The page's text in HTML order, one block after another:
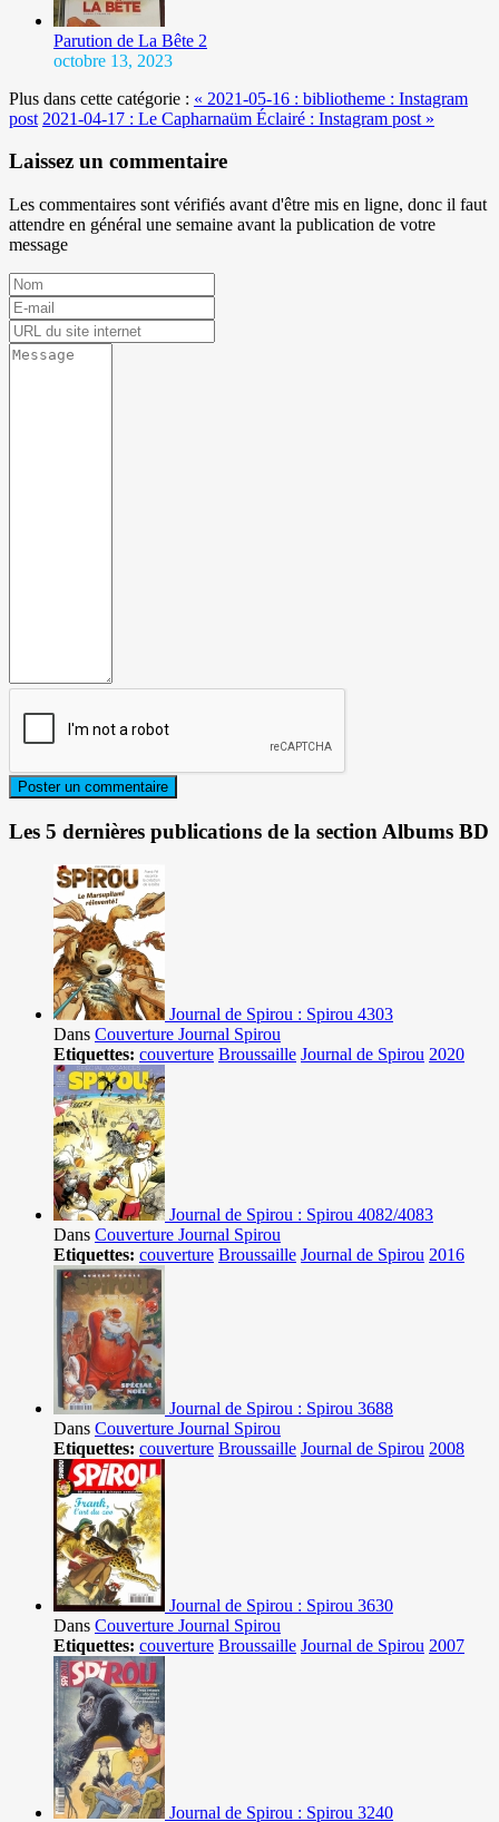
Parution de La Bête 2
octobre 13, 2023
Plus dans cette catégorie : « 2021-05-16 : bibliotheme : Instagram
post 2021-04-17 : Le Capharnaüm Éclairé : Instagram post »
Laissez un commentaire
Les commentaires sont vérifiés avant d'être mis en ligne, donc il faut
attendre en général une semaine avant la publication de votre
message
Les 5 dernières publications de la section Albums BD
Journal de Spirou : Spirou 4303
Dans Couverture Journal Spirou
Etiquettes: couverture Broussaille Journal de Spirou 2020
Journal de Spirou : Spirou 4082/4083
Dans Couverture Journal Spirou
Etiquettes: couverture Broussaille Journal de Spirou 2016
Journal de Spirou : Spirou 3688
Dans Couverture Journal Spirou
Etiquettes: couverture Broussaille Journal de Spirou 2008
Journal de Spirou : Spirou 3630
Dans Couverture Journal Spirou
Etiquettes: couverture Broussaille Journal de Spirou 2007
Journal de Spirou : Spirou 3240